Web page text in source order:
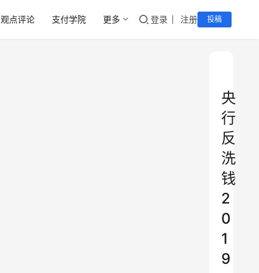
观点评论 支付学院 更多 登录 注册 投稿
央
行
反
洗
钱
2
0
1
9